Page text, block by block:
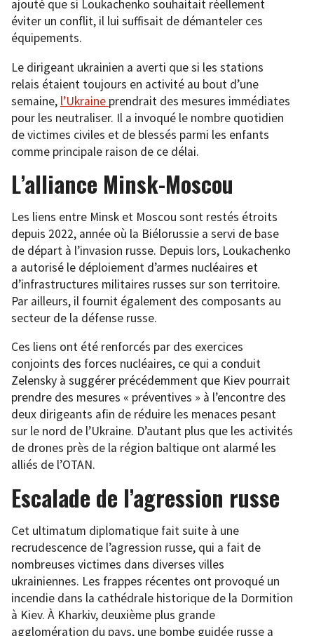
ajouté que si Loukachenko souhaitait réellement
éviter un conflit, il lui suffisait de démanteler ces
équipements.
Le dirigeant ukrainien a averti que si les stations
relais étaient toujours en activité au bout d’une
semaine, l’Ukraine prendrait des mesures immédiates
pour les neutraliser. Il a invoqué le nombre quotidien
de victimes civiles et de blessés parmi les enfants
comme principale raison de ce délai.
L’alliance Minsk-Moscou
Les liens entre Minsk et Moscou sont restés étroits
depuis 2022, année où la Biélorussie a servi de base
de départ à l’invasion russe. Depuis lors, Loukachenko
a autorisé le déploiement d’armes nucléaires et
d’infrastructures militaires russes sur son territoire.
Par ailleurs, il fournit également des composants au
secteur de la défense russe.
Ces liens ont été renforcés par des exercices
conjoints des forces nucléaires, ce qui a conduit
Zelensky à suggérer précédemment que Kiev pourrait
prendre des mesures « préventives » à l’encontre des
deux dirigeants afin de réduire les menaces pesant
sur le nord de l’Ukraine. D’autant plus que les activités
de drones près de la région baltique ont alarmé les
alliés de l’OTAN.
Escalade de l’agression russe
Cet ultimatum diplomatique fait suite à une
recrudescence de l’agression russe, qui a fait de
nombreuses victimes dans diverses villes
ukrainiennes. Les frappes récentes ont provoqué un
incendie dans la cathédrale historique de la Dormition
à Kiev. À Kharkiv, deuxième plus grande
agglomération du pays, une bombe guidée russe a